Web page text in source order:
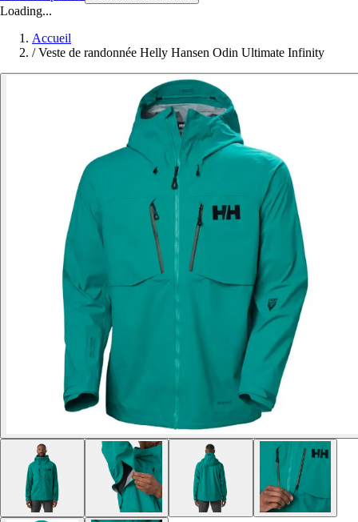
Loading...
Accueil
/ Veste de randonnée Helly Hansen Odin Ultimate Infinity